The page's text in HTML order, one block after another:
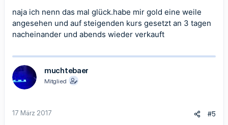
naja ich nenn das mal glück.habe mir gold eine weile
angesehen und auf steigenden kurs gesetzt an 3 tagen
nacheinander und abends wieder verkauft
muchtebaer
Mitglied
17 März 2017 #5